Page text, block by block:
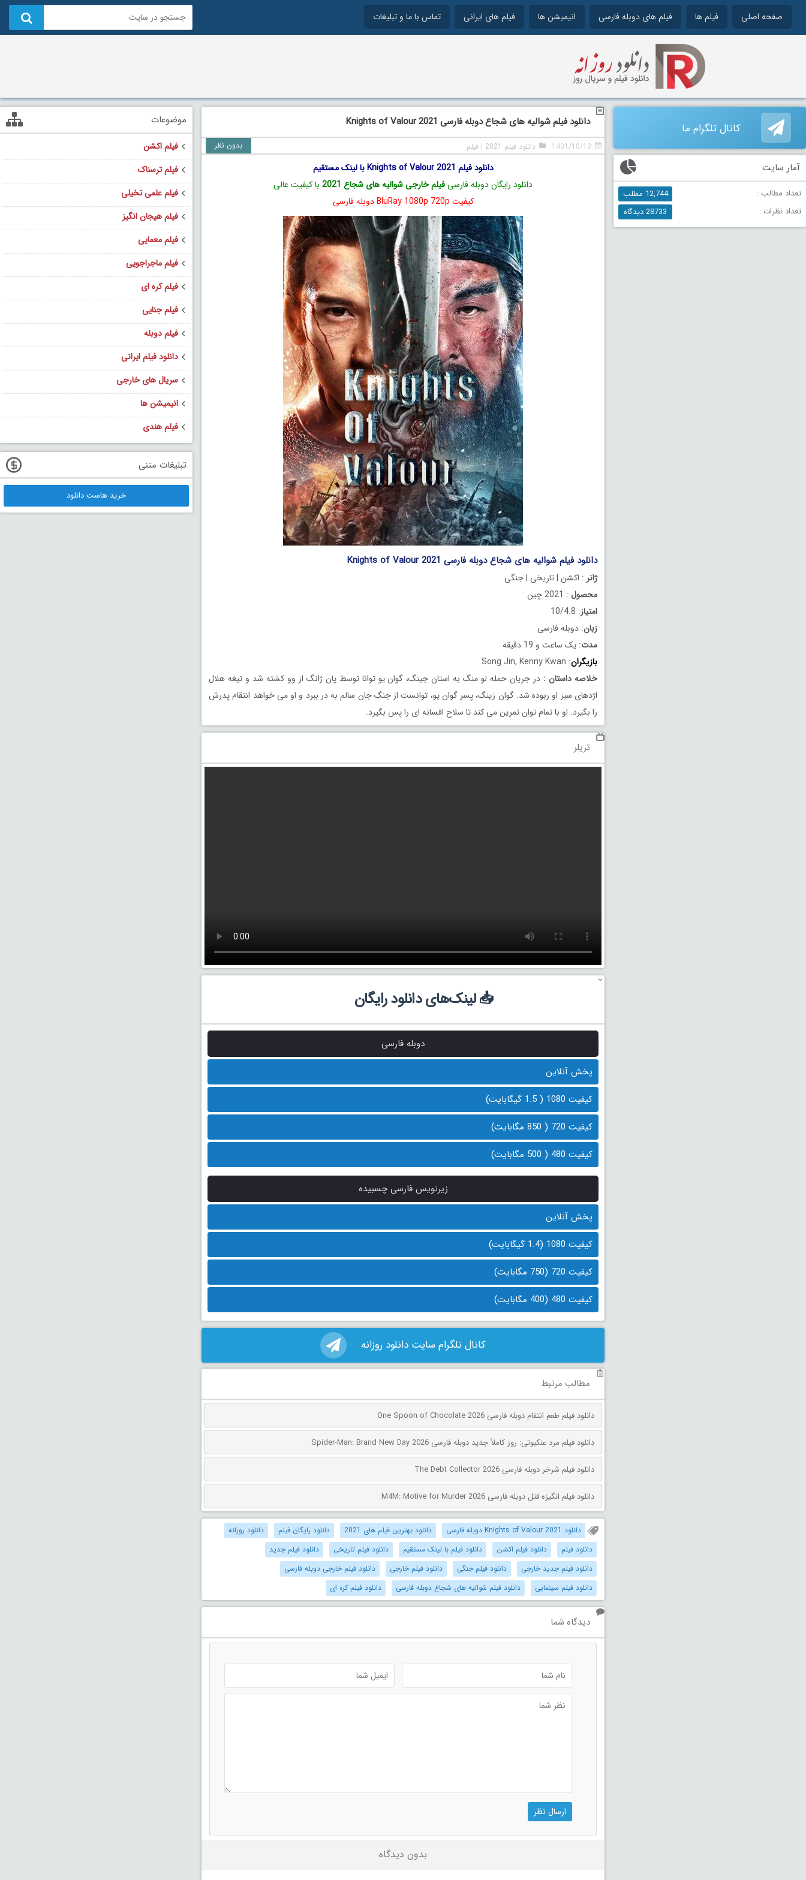
صفحه اصلی فیلم ها فیلم های دوبله فارسی انیمیشن ها فیلم های ایرانی تماس با ما و تبلیغات
دانلود فیلم شوالیه های شجاع دوبله فارسی Knights of Valour 2021
1401/10/10 دانلود فیلم 2021 | فیلم بدون نظر
دانلود فیلم Knights of Valour 2021 با لینک مستقیم
دانلود رایگان دوبله فارسیفیلم خارجی شوالیه های شجاع 2021
با کیفیت عالی
کیفیت BluRay 1080p 720p دوبله فارسی
دانلود فیلم شوالیه های شجاع دوبله فارسی Knights of Valour 2021
ژانر : اکشن | تاریخی | جنگی
محصول : 2021 چین
امتیاز: 10/4.8
زبان: دوبله فارسی
مدت: یک ساعت و 19 دقیقه
بازیگران: Song Jin, Kenny Kwan
خلاصه داستان : در جریان حمله لو منگ به استان جینگ، گوان یو توانا توسط پان ژانگ از وو کشته شد و تیغه هلال
اژدهای سبز او ربوده شد. گوان زینگ، پسر گوان یو، توانست از جنگ جان سالم به در ببرد و او می خواهد انتقام پدرش
را بگیرد. او با تمام توان تمرین می کند تا سلاح افسانه ای را پس بگیرد.
تریلر
📥 لینک‌های دانلود رایگان
دوبله فارسی
پخش آنلاین
کیفیت 1080 ( 1.5 گیگابایت)
کیفیت 720 ( 850 مگابایت)
کیفیت 480 ( 500 مگابایت)
زیرنویس فارسی چسبیده
پخش آنلاین
کیفیت 1080 (1.4 گیگابایت)
کیفیت 720 (750 مگابایت)
کیفیت 480 (400 مگابایت)
کانال تلگرام سایت دانلود روزانه
مطالب مرتبط
دانلود فیلم طعم انتقام دوبله فارسی One Spoon of Chocolate 2026
دانلود فیلم مرد عنکبوتی: روز کاملاً جدید دوبله فارسی Spider-Man: Brand New Day 2026
دانلود فیلم شرخر دوبله فارسی The Debt Collector 2026
دانلود فیلم انگیزه قتل دوبله فارسی M4M: Motive for Murder 2026
دانلود Knights of Valour 2021 دوبله فارسی دانلود بهترین فیلم های 2021 دانلود رایگان فیلم
دانلود روزانه
دانلود فیلم
دانلود فیلم اکشن دانلود فیلم با لینک مستقیم دانلود فیلم تاریخی
دانلود فیلم جدید
دانلود فیلم جدید خارجی
دانلود فیلم جنگی دانلود فیلم خارجی
دانلود فیلم خارجی دوبله فارسی
دانلود فیلم سینمایی
دانلود فیلم شوالیه های شجاع دوبله فارسی دانلود فیلم کره ای
دیدگاه شما
بدون دیدگاه
کانال تلگرام ما
آمار سایت
تعداد مطالب :
12,744 مطلب
تعداد نظرات :
28733 دیدگاه
موضوعات
فیلم اکشن
فیلم ترسناک
فیلم علمی تخیلی
فیلم هیجان انگیز
فیلم معمایی
فیلم ماجراجویی
فیلم کره ای
فیلم جنایی
فیلم دوبله
دانلود فیلم ایرانی
سریال های خارجی
انیمیشن ها
فیلم هندی
تبلیغات متنی
خرید هاست دانلود